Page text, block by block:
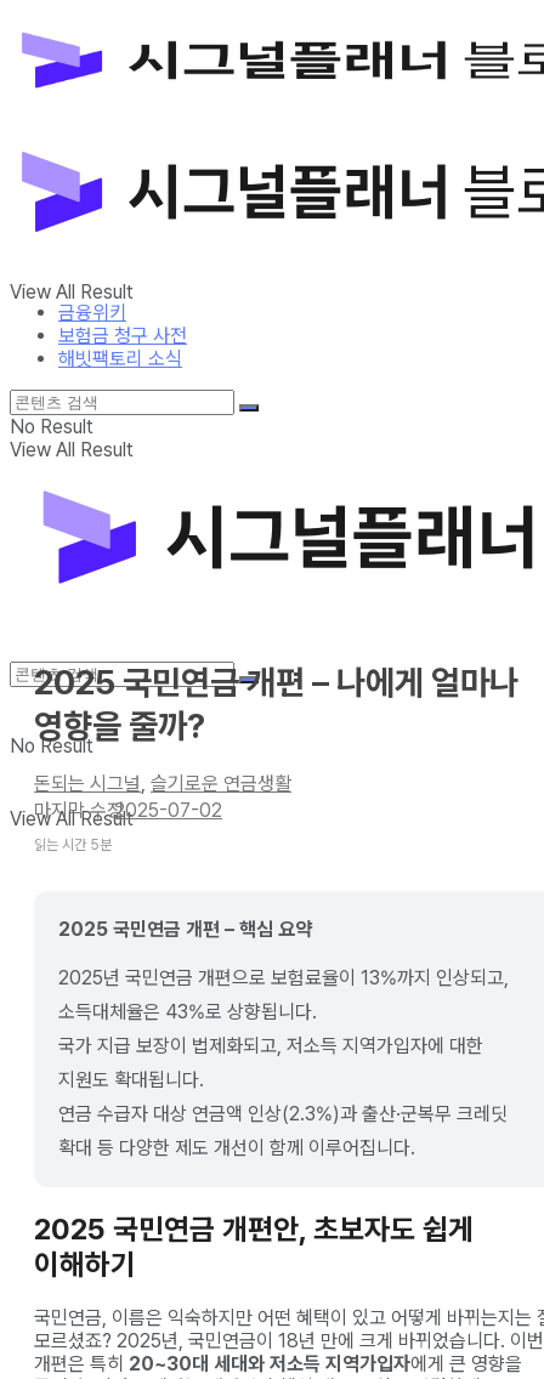
보험금 청구 사전
해빗팩토리 소식
View All Result
금융위키
보험금 청구 사전
해빗팩토리 소식
No Result
View All Result
No Result
View All Result
2025 국민연금 개편 – 나에게 얼마나
영향을 줄까?
돈되는 시그널 슬기로운 연금생활
2025-07-02
읽는 시간 5분
2025 국민연금 개편 – 핵심 요약
2025년 국민연금 개편으로 보험료율이 13%까지 인상되고,
소득대체율은 43%로 상향됩니다.
국가 지급 보장이 법제화되고, 저소득 지역가입자에 대한
지원도 확대됩니다.
연금 수급자 대상 연금액 인상(2.3%)과 출산·군복무 크레딧
확대 등 다양한 제도 개선이 함께 이루어집니다.
2025 국민연금 개편안, 초보자도 쉽게
이해하기
국민연금, 이름은 익숙하지만 어떤 혜택이 있고 어떻게 바뀌는지는
모르셨죠? 2025년, 국민연금이 18년 만에 크게 바뀌었습니다. 이번
개편은 특히 20~30대 세대와 저소득 지역가입자에게 큰 영향을